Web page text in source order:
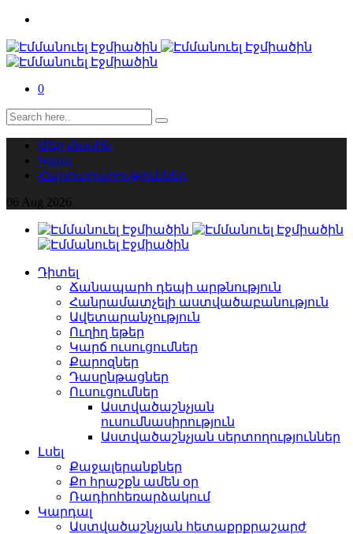
0
Մեր մասին
Կապ
Հայտարարություններ
06 Aug 2026
Դիտել
Ճանապարհ դեպի արթնություն
Հանրամատչելի աստվածաբանություն
Ավետարանչություն
Ուղիղ եթեր
Կարճ ուսուցումներ
Քարոզներ
Դասընթացներ
Ուսուցումներ
Աստվածաշնչյան
ուսումնասիրություն
Աստվածաշնչյան սերտողություններ
Լսել
Քաջալերանքներ
Քո հրաշքն ամեն օր
Ռադիոհեռարձակում
Կարդալ
Աստվածաշնչյան հետաքրքրաշարժ